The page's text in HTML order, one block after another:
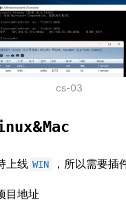
cs-03
&Mac
上线 WIN ，所以需要插
目地址